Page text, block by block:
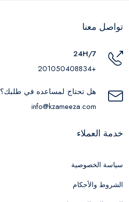
تواصل معنا
24H/7
+201050408834
هل تحتاج لمساعده في طلبك؟
info@kzameeza.com
خدمة العملاء
سياسة الخصوصية
الشروط والأحكام